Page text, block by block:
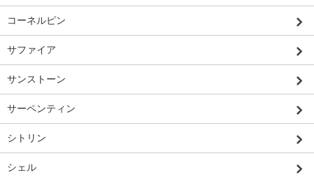
コーネルピン
サファイア
サンストーン
サーペンティン
シトリン
シェル